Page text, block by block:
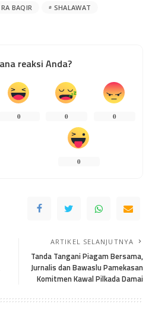
RA BAQIR
SHALAWAT
reaksi Anda?
0 0 0
0
ARTIKEL SELANJUTNYA
Tanda Tangani Piagam Bersama,
Jurnalis dan Bawaslu Pamekasan
Komitmen Kawal Pilkada Damai